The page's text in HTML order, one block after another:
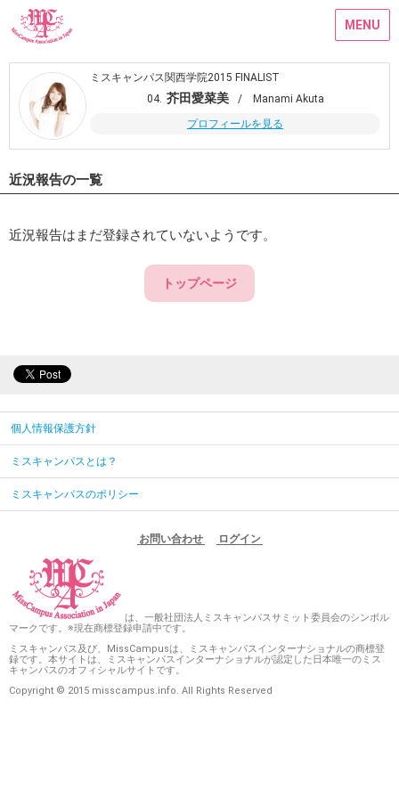
MENU
ミスキャンパス関西学院2015 FINALIST
04. 芥田愛菜美
/ Manami Akuta
プロフィールを見る
近況報告の一覧
近況報告はまだ登録されていないようです。
トップページ
個人情報保護方針
ミスキャンパスとは？
ミスキャンパスのポリシー
お問い合わせ ログイン
は、一般社団法人ミスキャンパスサミット委員会のシンボル
マークです。※現在商標登録申請中です。
ミスキャンパス及び、MissCampusは、ミスキャンパスインターナショナルの商標登
録です。本サイトは、ミスキャンパスインターナショナルが認定した日本唯一のミス
キャンパスのオフィシャルサイトです。
Copyright © 2015 misscampus.info. All Rights Reserved